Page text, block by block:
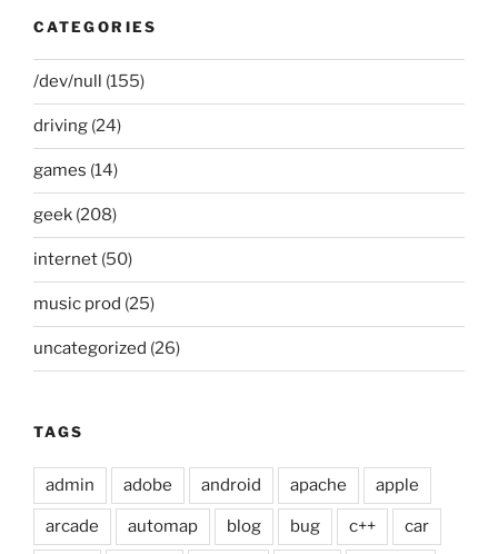
CATEGORIES
/dev/null (155)
driving (24)
games (14)
geek (208)
internet (50)
music prod (25)
uncategorized (26)
TAGS
admin adobe android apache apple
arcade automap blog bug c++ car